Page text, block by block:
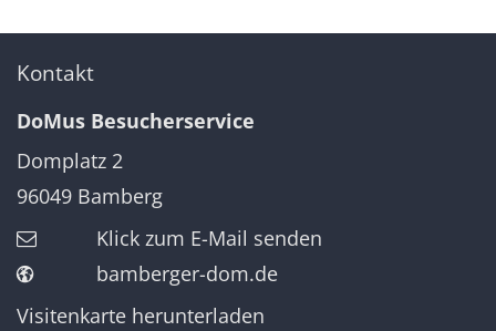
Kontakt
DoMus Besucherservice
Domplatz 2
96049 Bamberg
Klick zum E-Mail senden
bamberger-dom.de
Visitenkarte herunterladen